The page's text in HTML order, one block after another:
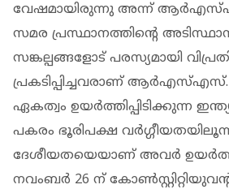
വേഷമായിരുന്നു അന്ന്
സമര പ്രസ്ഥാനത്തിന്റെ
സങ്കല്പങ്ങളോട് പരസ്യമായി
പ്രകടിപ്പിച്ചവരാണ് ആർഎസ്എസ്.
ഏകത്വം ഉയർത്തിപ്പിടിക്കുന്ന
പകരം ഭൂരിപക്ഷ
ദേശീയതയെയാണ് അവർ
നവംബർ 26 ന്